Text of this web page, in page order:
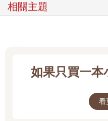
地方踩成了緩坡，整體被腳印
「在這下面？」
聽說只要靠近這塊窪地，周圍
突然變暗，是因為這裡相對於
相關主題
如果只買一本
看